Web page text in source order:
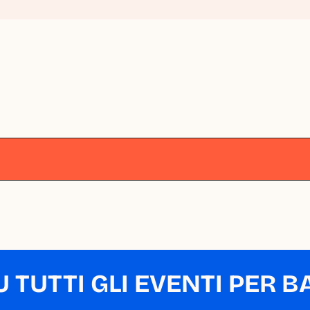
TUTTI GLI EVENTI PER